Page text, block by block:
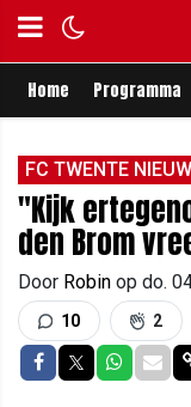
Home Programma
FC TWENTE
"Kijk
den Brom
Door Robin op do.
10 2
Delen opDelen op
Delen